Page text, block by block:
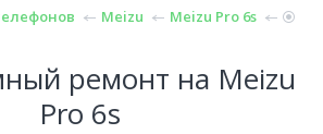
Meizu Meizu Pro 6s
ремонт на Meizu
Pro 6s